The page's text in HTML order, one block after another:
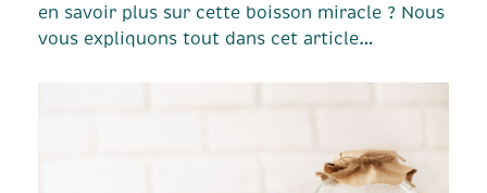
en savoir plus sur cette boisson miracle ? Nous
vous expliquons tout dans cet article…